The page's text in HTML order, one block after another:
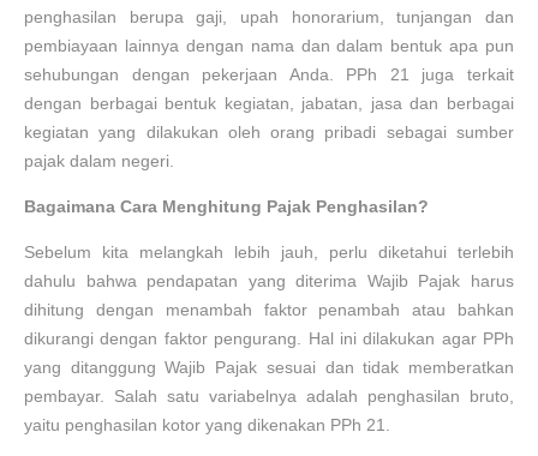
penghasilan berupa gaji, upah honorarium, tunjangan dan
pembiayaan lainnya dengan nama dan dalam bentuk apa pun
sehubungan dengan pekerjaan Anda. PPh 21 juga terkait
dengan berbagai bentuk kegiatan, jabatan, jasa dan berbagai
kegiatan yang dilakukan oleh orang pribadi sebagai sumber
pajak dalam negeri.
Bagaimana Cara Menghitung Pajak Penghasilan?
Sebelum kita melangkah lebih jauh, perlu diketahui terlebih
dahulu bahwa pendapatan yang diterima Wajib Pajak harus
dihitung dengan menambah faktor penambah atau bahkan
dikurangi dengan faktor pengurang. Hal ini dilakukan agar PPh
yang ditanggung Wajib Pajak sesuai dan tidak memberatkan
pembayar. Salah satu variabelnya adalah penghasilan bruto,
yaitu penghasilan kotor yang dikenakan PPh 21.